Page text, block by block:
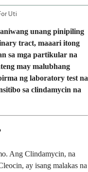
Uti
unang pinipiling
tract, maaari itong
sa mga partikular na
may malubhang
ng laboratory test na
sa clindamycin na
Ang Clindamycin, na
ay isang malakas na